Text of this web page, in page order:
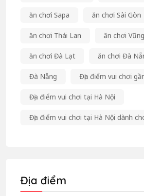
ăn chơi Sapa ăn chơi Sài Gòn
ăn chơi Thái Lan ăn chơi
ăn chơi Đà Lạt ăn chơi Đà
Đà Nẵng Địa điểm vui chơi
Địa điểm vui chơi tại Hà Nội
Địa điểm vui chơi tại Hà Nội dành
Địa điểm